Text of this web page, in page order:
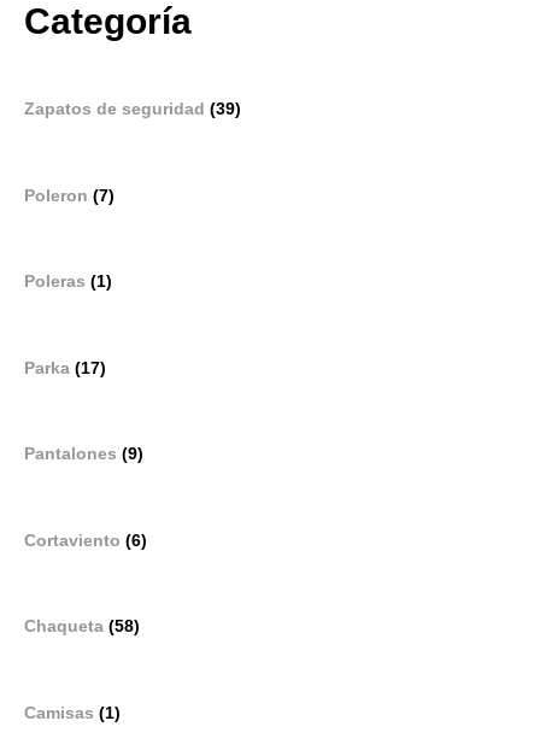
Categoría
Zapatos de seguridad (39)
Poleron (7)
Poleras (1)
Parka (17)
Pantalones (9)
Cortaviento (6)
Chaqueta (58)
Camisas (1)